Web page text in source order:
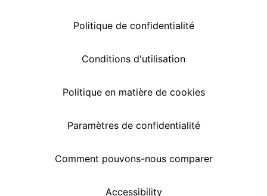
Politique de confidentialité
Conditions d'utilisation
Politique en matière de cookies
Paramètres de confidentialité
Comment pouvons-nous comparer
Accessibility